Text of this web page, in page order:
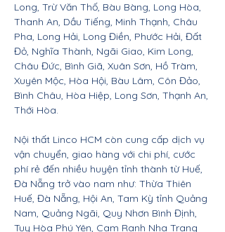
Long, Trừ Văn Thố, Bàu Bàng, Long Hòa,
Thanh An, Dầu Tiếng, Minh Thạnh, Châu
Pha, Long Hải, Long Điền, Phước Hải, Đất
Đỏ, Nghĩa Thành, Ngãi Giao, Kim Long,
Châu Đức, Bình Giã, Xuân Sơn, Hồ Tràm,
Xuyên Mộc, Hòa Hội, Bàu Lâm, Côn Đảo,
Bình Châu, Hòa Hiệp, Long Sơn, Thạnh An,
Thới Hòa.
Nội thất Linco HCM còn cung cấp dịch vụ
vận chuyển, giao hàng với chi phí, cước
phí rẻ đến nhiều huyện tỉnh thành từ Huế,
Đà Nẵng trở vào nam như: Thừa Thiên
Huế, Đà Nẵng, Hội An, Tam Kỳ tỉnh Quảng
Nam, Quảng Ngãi, Quy Nhơn Bình Định,
Tuy Hòa Phú Yên, Cam Ranh Nha Trang